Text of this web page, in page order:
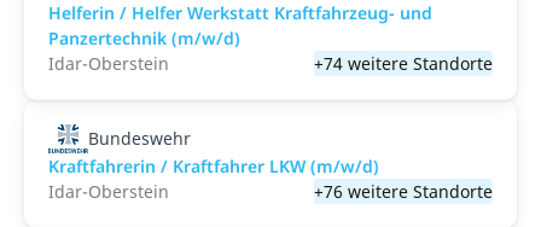
Helferin / Helfer Werkstatt Kraftfahrzeug- und
Panzertechnik (m/w/d)
Idar-Oberstein
+74 weitere Standorte
Bundeswehr
Kraftfahrerin / Kraftfahrer LKW (m/w/d)
Idar-Oberstein
+76 weitere Standorte